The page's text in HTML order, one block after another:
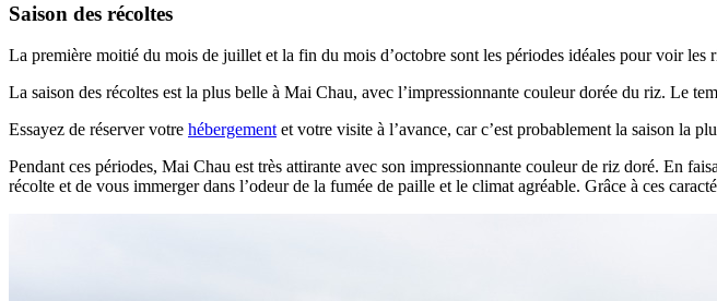
Saison des récoltes
La première moitié du mois de juillet et la fin du mois d’octobre sont les périodes idéales pour voir les
La saison des récoltes est la plus belle à Mai Chau, avec l’impressionnante couleur dorée du riz. Le
Essayez de réserver votre hébergement et votre visite à l’avance, car c’est probablement la saison la
Pendant ces périodes, Mai Chau est très attirante avec son impressionnante couleur de riz doré. En
récolte et de vous immerger dans l’odeur de la fumée de paille et le climat agréable. Grâce à ces